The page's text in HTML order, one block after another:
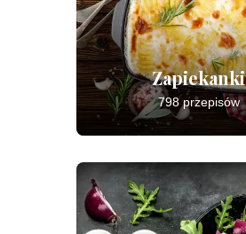
Zapiekanki
798 przepisów